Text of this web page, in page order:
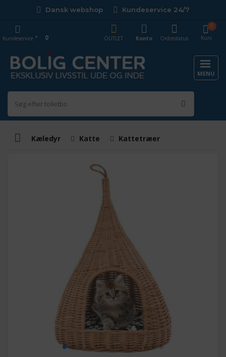
Dansk webshop Kundeservice 24/7
Kurv
0
OUTLET
Konto Ordrestatus
Kundeservice 0
MENU
Kæledyr Katte Kattetræer